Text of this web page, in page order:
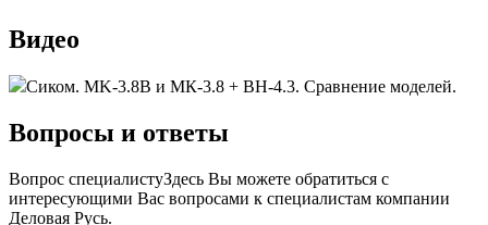
Видео
Сиком. MK-3.8B и МК-3.8 + ВН-4.3. Сравнение моделей.
Вопросы и ответы
Вопрос специалистуЗдесь Вы можете обратиться с
интересующими Вас вопросами к специалистам компании
Деловая Русь.